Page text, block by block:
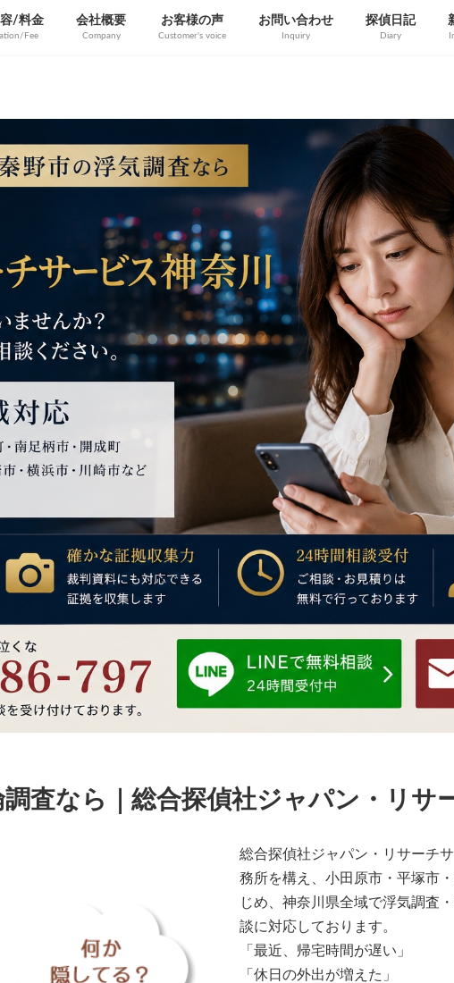
/料金
Fee
会社概要
Company
お客様の声
Customer's voice
お問い合わせ
Inquiry
探偵日記
Diary
査なら｜総合探偵社ジャパン・リサ
総合探偵社ジャパン・リサーチ
務所を構え、小田原市・平塚市
じめ、神奈川県全域で浮気調査
談に対応しております。
「最近、帰宅時間が遅い」
「休日の外出が増えた」